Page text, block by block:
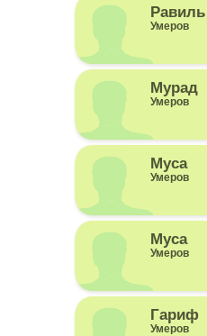
Равиль
Умеров
Мурад
Умеров
Муса
Умеров
Муса
Умеров
Гариф
Умеров